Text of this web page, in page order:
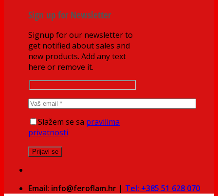
Sign up for Newsletter
Signup for our newsletter to
get notified about sales and
new products. Add any text
here or remove it.
Slažem se sa pravilima
privatnosti
Email: info@feroflam.hr | Tel: +385 51 628 070